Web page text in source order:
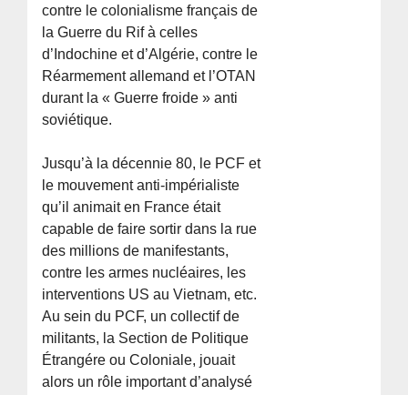
contre le colonialisme français de
la Guerre du Rif à celles
d’Indochine et d’Algérie, contre le
Réarmement allemand et l’OTAN
durant la « Guerre froide » anti
soviétique.
Jusqu’à la décennie 80, le PCF et
le mouvement anti-impérialiste
qu’il animait en France était
capable de faire sortir dans la rue
des millions de manifestants,
contre les armes nucléaires, les
interventions US au Vietnam, etc.
Au sein du PCF, un collectif de
militants, la Section de Politique
Étrangére ou Coloniale, jouait
alors un rôle important d’analysé